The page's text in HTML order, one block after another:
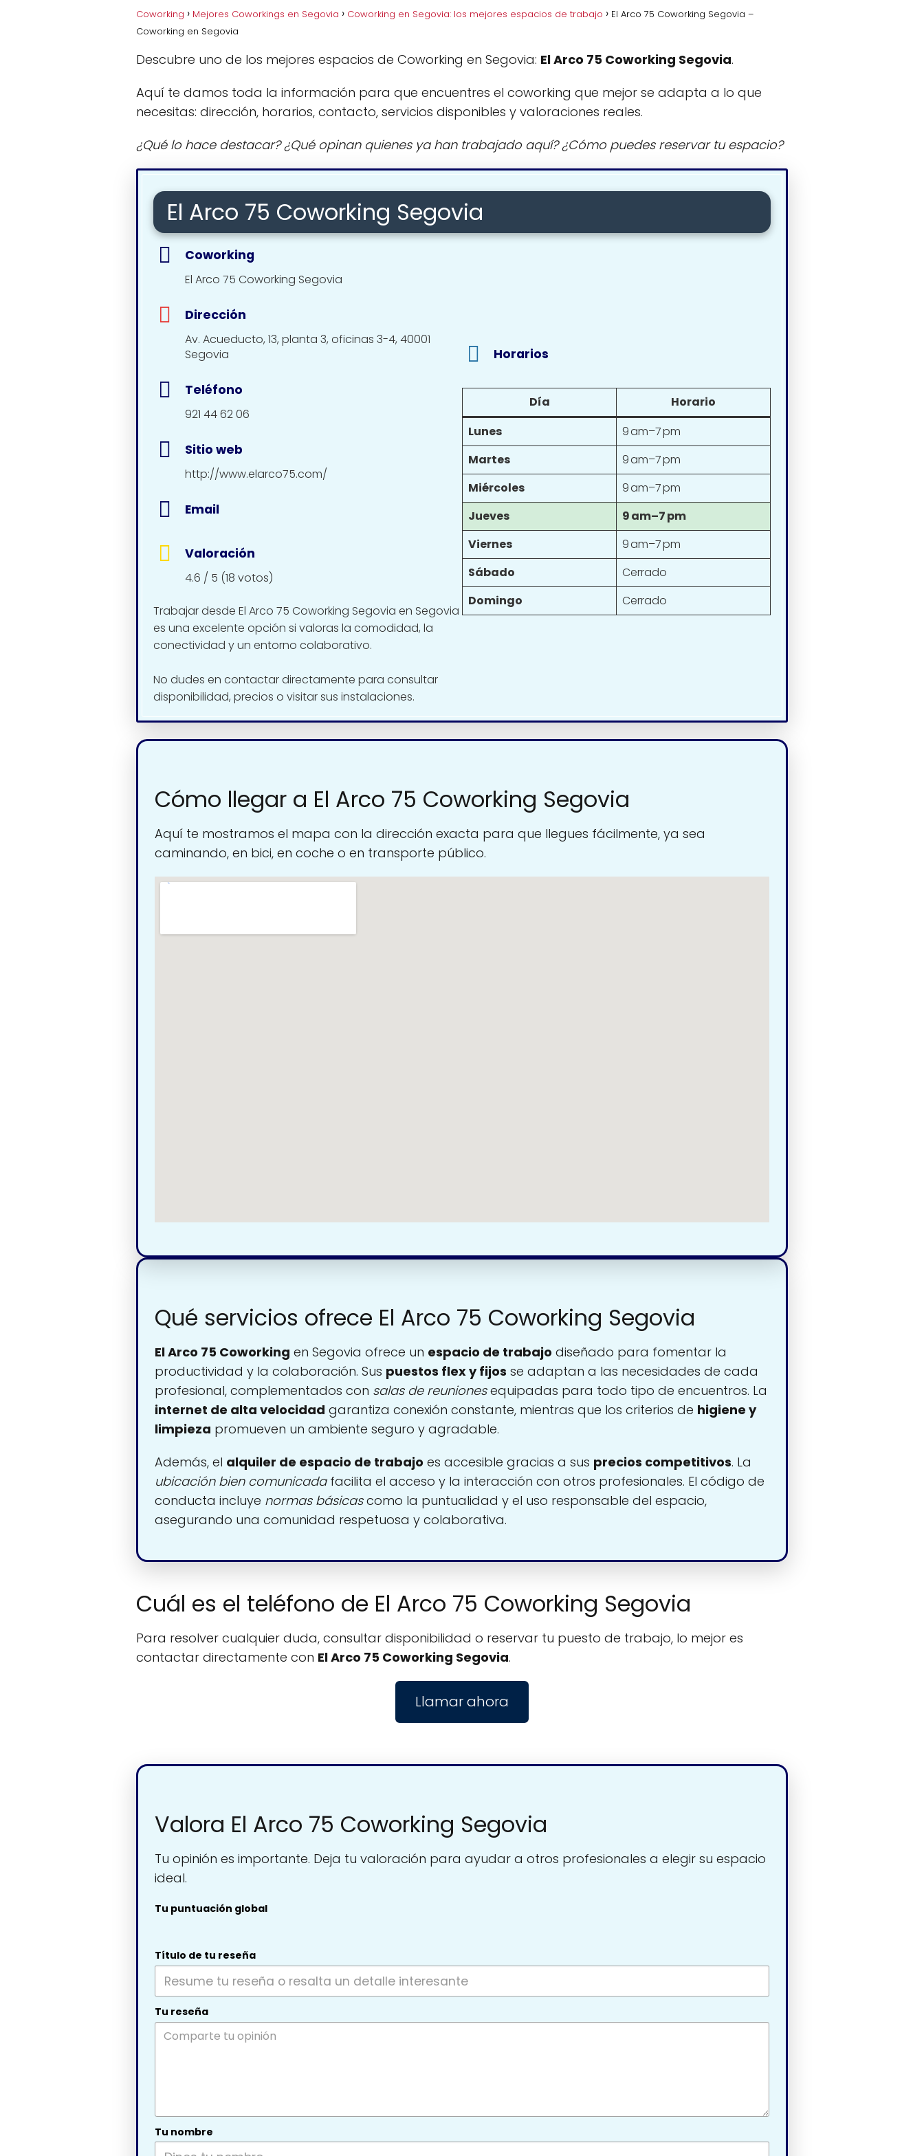
Coworking Mejores Coworkings en Segovia Coworking en Segovia: los mejores espacios de trabajo
El Arco 75 Coworking Segovia –
Coworking en Segovia
Descubre uno de los mejores espacios de Coworking en Segovia: El Arco 75 Coworking Segovia.
Aquí te damos toda la información para que encuentres el coworking que mejor se adapta a lo que
necesitas: dirección, horarios, contacto, servicios disponibles y valoraciones reales.
¿Qué lo hace destacar? ¿Qué opinan quienes ya han trabajado aquí? ¿Cómo puedes reservar tu espacio?
El Arco 75 Coworking Segovia
Coworking
El Arco 75 Coworking Segovia
Dirección
Av. Acueducto, 13, planta 3, oficinas 3-4, 40001
Segovia
Teléfono
921 44 62 06
Sitio web
http://www.elarco75.com/
Email
Valoración
4.6 / 5 (18 votos)
Trabajar desde El Arco 75 Coworking Segovia en Segovia
es una excelente opción si valoras la comodidad, la
conectividad y un entorno colaborativo.
No dudes en contactar directamente para consultar
disponibilidad, precios o visitar sus instalaciones.
Horarios
Día
Horario
Lunes
9 am–7 pm
Martes
9 am–7 pm
Miércoles
9 am–7 pm
Jueves
9 am–7 pm
Viernes
9 am–7 pm
Sábado
Cerrado
Domingo
Cerrado
Cómo llegar a El Arco 75 Coworking Segovia
Aquí te mostramos el mapa con la dirección exacta para que llegues fácilmente, ya sea
caminando, en bici, en coche o en transporte público.
Qué servicios ofrece El Arco 75 Coworking Segovia
El Arco 75 Coworking en Segovia ofrece un espacio de trabajo diseñado para fomentar la
productividad y la colaboración. Sus puestos flex y fijos se adaptan a las necesidades de cada
profesional, complementados con salas de reunionesequipadas para todo tipo de encuentros. La
internet de alta velocidad garantiza conexión constante, mientras que los criterios de higiene y
limpieza promueven un ambiente seguro y agradable.
Además, el alquiler de espacio de trabajo es accesible gracias a sus precios competitivos. La
ubicación bien comunicadafacilita el acceso y la interacción con otros profesionales. El código de
conducta incluye normas básicascomo la puntualidad y el uso responsable del espacio,
asegurando una comunidad respetuosa y colaborativa.
Cuál es el teléfono de El Arco 75 Coworking Segovia
Para resolver cualquier duda, consultar disponibilidad o reservar tu puesto de trabajo, lo mejor es
contactar directamente con El Arco 75 Coworking Segovia.
Llamar ahora
Valora El Arco 75 Coworking Segovia
Tu opinión es importante. Deja tu valoración para ayudar a otros profesionales a elegir su espacio
ideal.
Tu puntuación global
Título de tu reseña
Tu reseña
Tu nombre